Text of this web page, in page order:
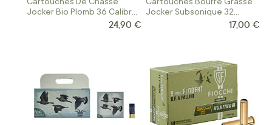
Jocker Bio Plomb 36 Calibre
24,90 €
Jocker Subsonique 32
17,00 €